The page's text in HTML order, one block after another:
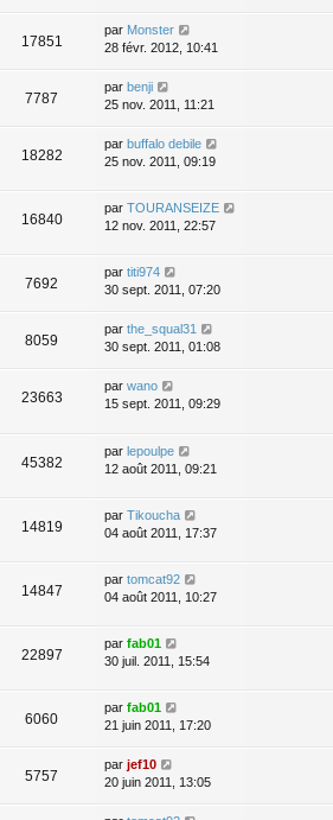
17851
par Monster
28 févr. 2012, 10:41
7787
par benji
25 nov. 2011, 11:21
18282
par buffalo debile
25 nov. 2011, 09:19
16840
par TOURANSEIZE
12 nov. 2011, 22:57
7692
par titi974
30 sept. 2011, 07:20
8059
par the_squal31
30 sept. 2011, 01:08
23663
par wano
15 sept. 2011, 09:29
45382
par lepoulpe
12 août 2011, 09:21
14819
par Tikoucha
04 août 2011, 17:37
14847
par tomcat92
04 août 2011, 10:27
22897
par fab01
30 juil. 2011, 15:54
6060
par fab01
21 juin 2011, 17:20
5757
par jef10
20 juin 2011, 13:05